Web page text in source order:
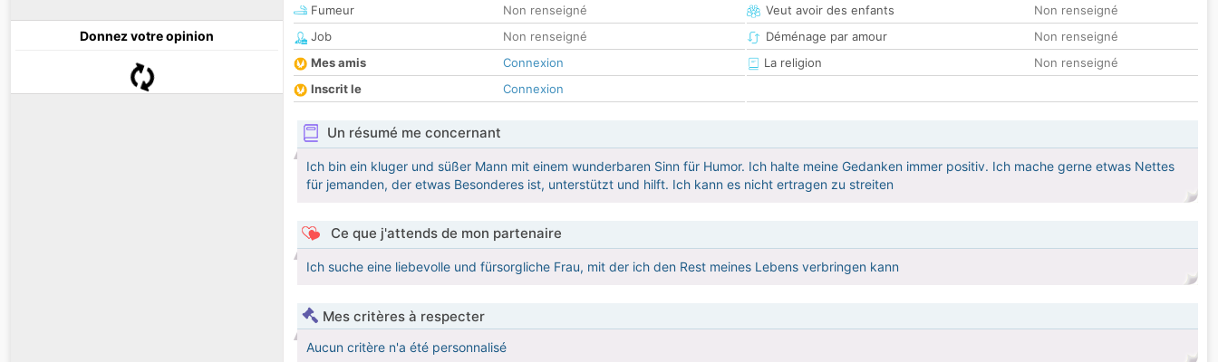
Donnez votre opinion
Fumeur
Non renseigné
Job
Non renseigné
Mes amis
Connexion
Inscrit le
Connexion
Veut avoir des enfants
Non renseigné
Déménage par amour
Non renseigné
La religion
Non renseigné
Un résumé me concernant
Ich bin ein kluger und süßer Mann mit einem wunderbaren Sinn für Humor. Ich halte meine Gedanken immer positiv. Ich mache gerne etwas Nettes
für jemanden, der etwas Besonderes ist, unterstützt und hilft. Ich kann es nicht ertragen zu streiten
Ce que j'attends de mon partenaire
Ich suche eine liebevolle und fürsorgliche Frau, mit der ich den Rest meines Lebens verbringen kann
Mes critères à respecter
Aucun critère n'a été personnalisé